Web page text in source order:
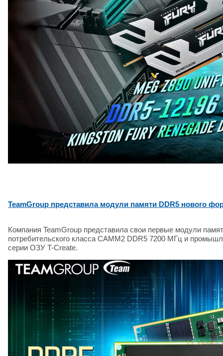
TeamGroup представила модули памяти DDR5 нового
Компания TeamGroup представила свои первые модули
потребительского класса CAMM2 DDR5 7200 МГц и
серии ОЗУ T-Create.